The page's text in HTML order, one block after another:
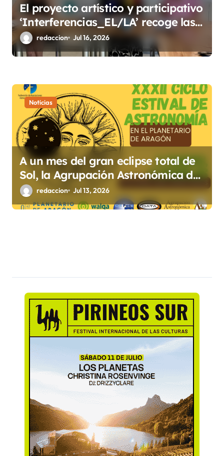
El proyecto artístico y participativo
‘Interferencias_EL/LA’ recoge las
voces de los barrios rurales de
Huesca sobre la igualdad
redaccion Jul 16, 2026
Noticias
A un mes del gran eclipse total de
Sol, la Agrupación Astronómica de
Huesca celebra su XXXII Ciclo
Estival de Astronomía
redaccion Jul 13, 2026